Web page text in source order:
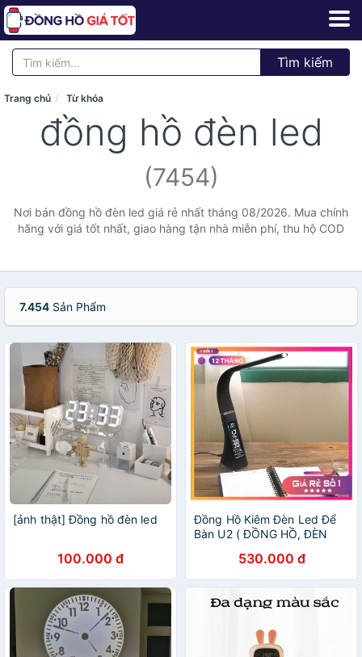
Tìm kiếm
Trang chủ Từ khóa
đồng hồ đèn led
(7454)
Nơi bán đồng hồ đèn led giá rẻ nhất tháng 08/2026. Mua chính
hãng với giá tốt nhất, giao hàng tận nhà miễn phí, thu hộ COD
7.454 Sản Phẩm
[ảnh thật] Đồng hồ đèn led
100.000 đ
Đồng Hồ Kiêm Đèn Led Để
Bàn U2 ( ĐỒNG HỒ, ĐÈN
NHIỆT KẾ )530.000 đ